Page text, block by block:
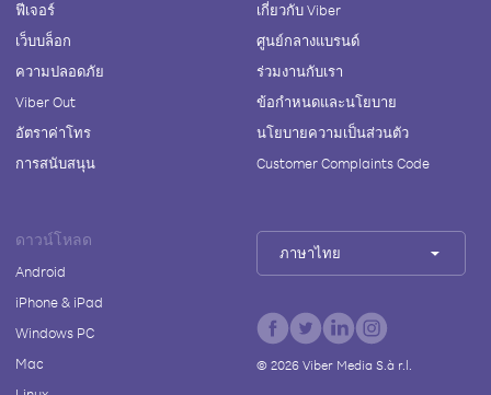
ฟีเจอร์
เว็บบล็อก
ความปลอดภัย
Viber Out
อัตราค่าโทร
การสนับสนุน
เกี่ยวกับ Viber
ศูนย์กลางแบรนด์
ร่วมงานกับเรา
ข้อกำหนดและนโยบาย
นโยบายความเป็นส่วนตัว
Customer Complaints Code
ดาวน์โหลด
Android
iPhone & iPad
Windows PC
Mac
ภาษาไทย
© 2026Viber Media S.à r.l.